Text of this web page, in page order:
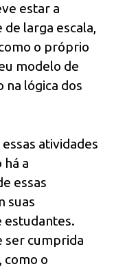
estar a
larga escala,
o próprio
modelo de
na lógica dos
atividades
há a
essas
suas
estudantes.
ser cumprida
como o